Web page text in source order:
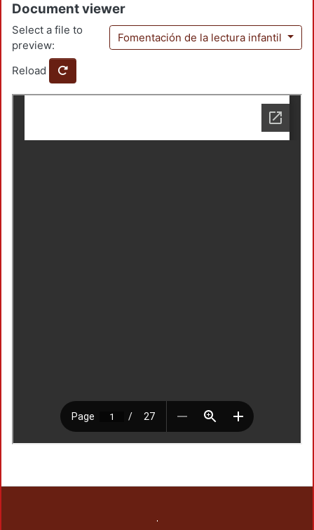
Document viewer
Select a file to
preview:
Fomentación de la lectura infantil
Reload